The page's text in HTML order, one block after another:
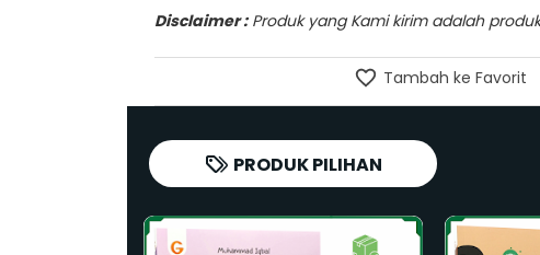
Disclaimer :Produk yang Kami kirim adalah
Tambah ke Favorit
PRODUK PILIHAN